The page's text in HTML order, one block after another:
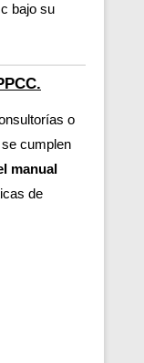
bajo su
o
cumplen
manual
de